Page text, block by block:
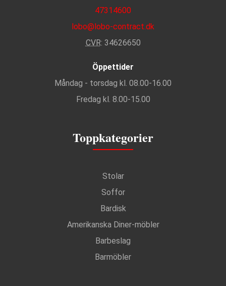
47314600
lobo@lobo-contract.dk
CVR: 34626650
Öppettider
Måndag - torsdag kl. 08.00-16.00
Fredag kl. 8.00-15.00
Toppkategorier
Stolar
Soffor
Bardisk
Amerikanska Diner-möbler
Barbeslag
Barmöbler